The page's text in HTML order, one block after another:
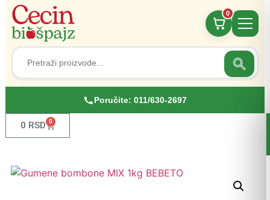
Search
for:
0
Poručite: 011/630-2697
0 RSD 0